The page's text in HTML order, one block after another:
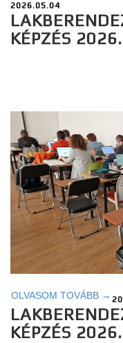
2026.05.04
KÉPZÉS
OLVASOM TOVÁBB →
KÉPZÉS